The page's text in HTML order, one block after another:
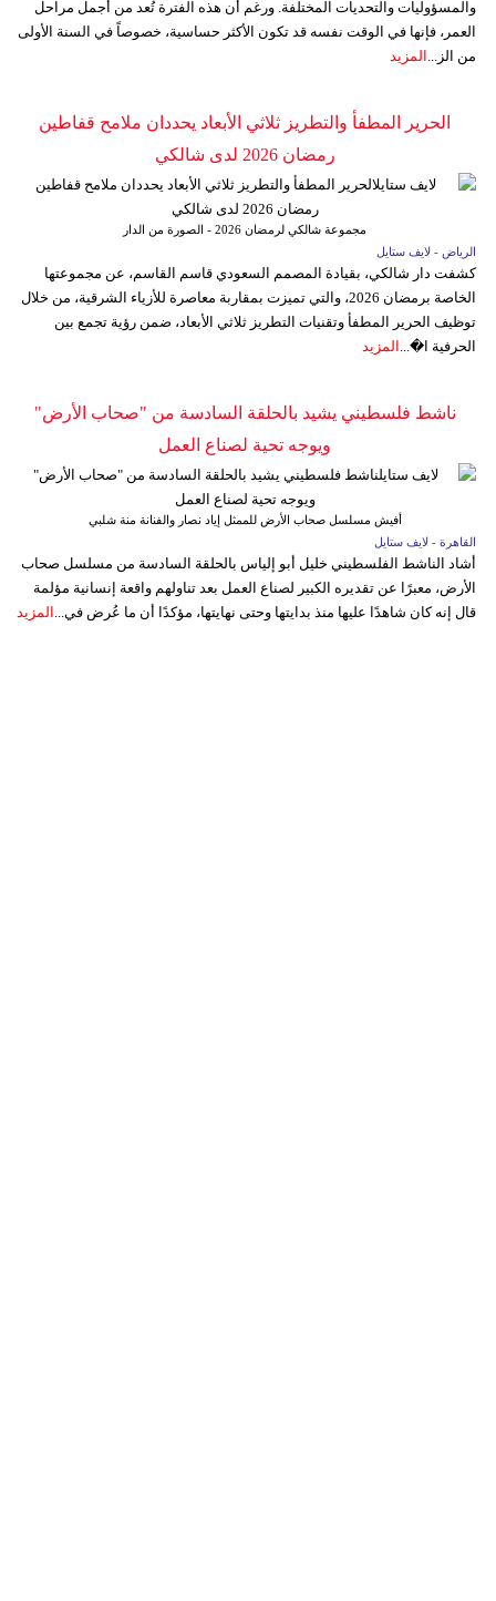
والمسؤوليات والتحديات المختلفة. ورغم أن هذه الفترة تُعد من أجمل مراحل
العمر، فإنها في الوقت نفسه قد تكون الأكثر حساسية، خصوصاً في السنة الأولى
من الز... المزيد
الحرير المطفأ والتطريز ثلاثي الأبعاد يحددان ملامح قفاطين
رمضان 2026 لدى شالكي
مجموعة شالكي لرمضان 2026 - الصورة من الدار
الرياض - لايف ستايل
كشفت دار شالكي، بقيادة المصمم السعودي قاسم القاسم، عن مجموعتها
الخاصة برمضان 2026، والتي تميزت بمقاربة معاصرة للأزياء الشرقية، من خلال
توظيف الحرير المطفأ وتقنيات التطريز ثلاثي الأبعاد، ضمن رؤية تجمع بين
الحرفية ا�... المزيد
ناشط فلسطيني يشيد بالحلقة السادسة من "صحاب الأرض"
ويوجه تحية لصناع العمل
أفيش مسلسل صحاب الأرض للممثل إياد نصار والفنانة منة شلبي
القاهرة - لايف ستايل
أشاد الناشط الفلسطيني خليل أبو إلياس بالحلقة السادسة من مسلسل صحاب
الأرض، معبرًا عن تقديره الكبير لصناع العمل بعد تناولهم واقعة إنسانية مؤلمة
قال إنه كان شاهدًا عليها منذ بدايتها وحتى نهايتها، مؤكدًا أن ما عُرض في... المزيد